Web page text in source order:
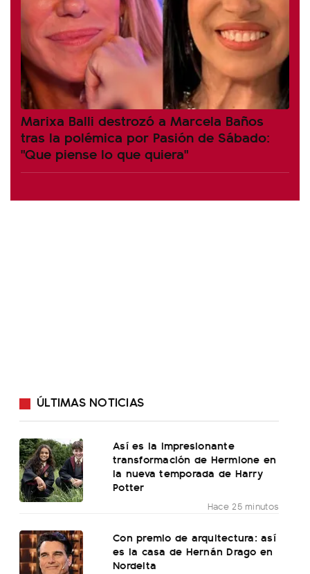
Marixa Balli destrozó a Marcela Baños
tras la polémica por Pasión de Sábado:
"Que piense lo que quiera"
ÚLTIMAS NOTICIAS
Así es la impresionante
transformación de Hermione en
la nueva temporada de Harry
Potter
Hace 25 minutos
Con premio de arquitectura: así
es la casa de Hernán Drago en
Nordelta